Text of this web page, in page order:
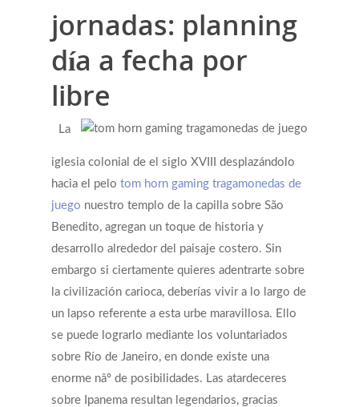
jornadas: planning
día a fecha por
libre
La
iglesia colonial de el siglo XVIII desplazándolo
hacia el pelo tom horn gaming tragamonedas de
juego nuestro templo de la capilla sobre São
Benedito, agregan un toque de historia y
desarrollo alrededor del paisaje costero. Sin
embargo si ciertamente quieres adentrarte sobre
la civilización carioca, deberías vivir a lo largo de
un lapso referente a esta urbe maravillosa. Ello
se puede lograrlo mediante los voluntariados
sobre Río de Janeiro, en donde existe una
enorme nâº de posibilidades. Las atardeceres
sobre Ipanema resultan legendarios, gracias